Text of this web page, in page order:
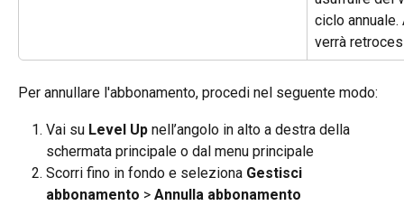
ciclo
verrà
Per annullare l'abbonamento, procedi nel seguente modo:
Vai su Level Up nell’angolo in alto a destra della
schermata principale o dal menu principale
Scorri fino in fondo e seleziona Gestisci
abbonamento > Annulla abbonamento